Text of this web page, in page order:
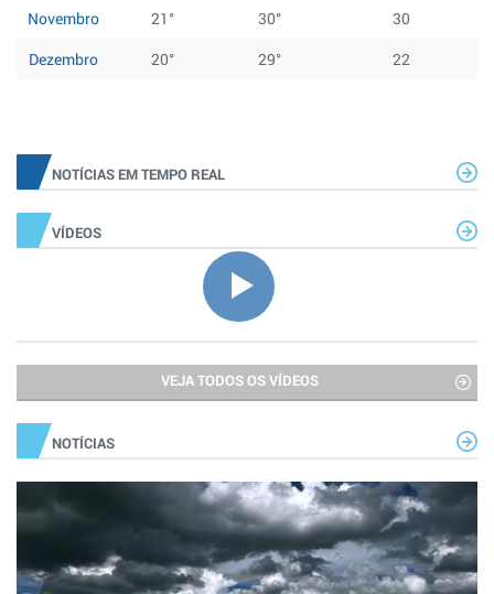
Novembro
21° 30°
30
Dezembro
20° 29° 22
NOTÍCIAS EM TEMPO REAL
VÍDEOS
VEJA TODOS OS VÍDEOS
NOTÍCIAS